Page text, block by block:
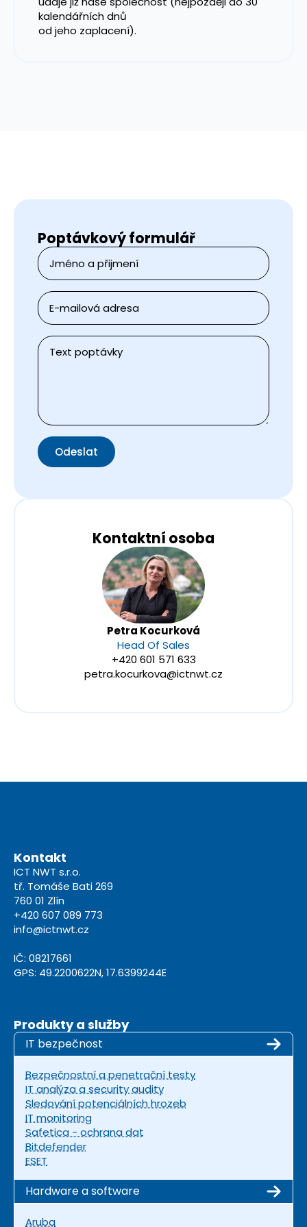
kalendářních dnů
od jeho zaplacení).
Poptávkový formulář
Jméno
a
přijmení
*
E-
mail
*
Zpráva
Odeslat
Kontaktní osoba
Petra Kocurková
Head Of Sales
+420 601 571 633
petra.kocurkova@ictnwt.cz
Kontakt
ICT NWT s.r.o.
tř. Tomáše Bati 269
760 01 Zlín
+420 607 089 773
info@ictnwt.cz
IČ: 08217661
GPS: 49.2200622N, 17.6399244E
Produkty a služby
IT bezpečnost
Bezpečnostní a penetrační testy
IT analýza a security audity
Sledování potenciálních hrozeb
IT monitoring
Safetica - ochrana dat
Bitdefender
ESET
Hardware a software
Aruba